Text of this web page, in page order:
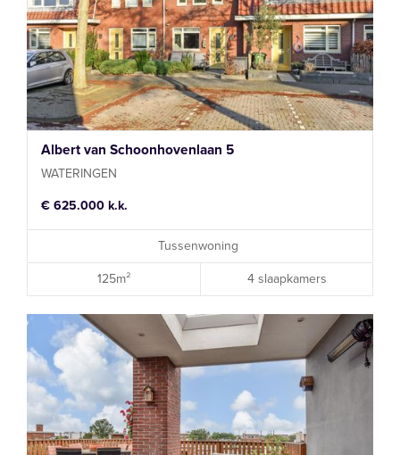
Slaapkamers
Oppervlakte
Albert van Schoonhovenlaan 5
WATERINGEN
€ 625.000 k.k.
Tussenwoning
125m² 4 slaapkamers